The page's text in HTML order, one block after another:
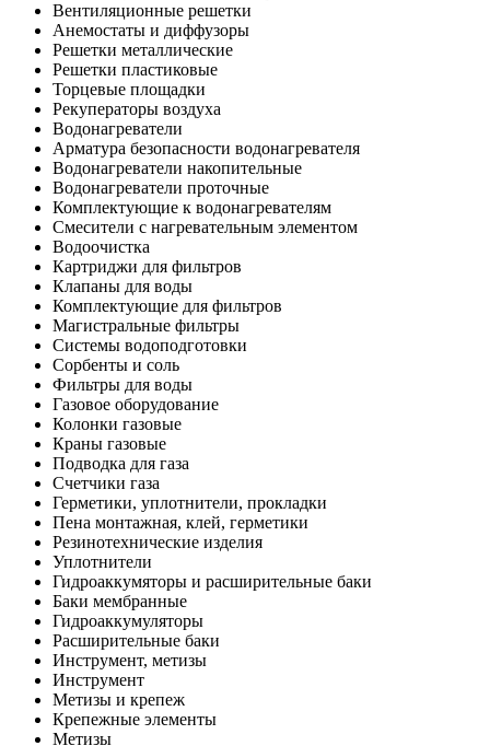
Вентиляционные решетки
Анемостаты и диффузоры
Решетки металлические
Решетки пластиковые
Торцевые площадки
Рекуператоры воздуха
Водонагреватели
Арматура безопасности водонагревателя
Водонагреватели накопительные
Водонагреватели проточные
Комплектующие к водонагревателям
Смесители с нагревательным элементом
Водоочистка
Картриджи для фильтров
Клапаны для воды
Комплектующие для фильтров
Магистральные фильтры
Системы водоподготовки
Сорбенты и соль
Фильтры для воды
Газовое оборудование
Колонки газовые
Краны газовые
Подводка для газа
Счетчики газа
Герметики, уплотнители, прокладки
Пена монтажная, клей, герметики
Резинотехнические изделия
Уплотнители
Гидроаккумяторы и расширительные баки
Баки мембранные
Гидроаккумуляторы
Расширительные баки
Инструмент, метизы
Инструмент
Метизы и крепеж
Крепежные элементы
Метизы